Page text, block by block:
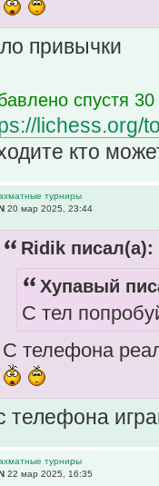
привычки
спустя 30
lichess.org/
кто
турниры
20 мар 2025, 23:44
Ridik писал(а):
Хупавый
С тел
С телефона
телефона
турниры
22 мар 2025, 16:35